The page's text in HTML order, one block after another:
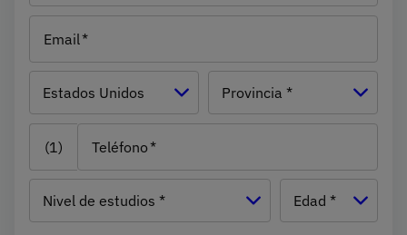
Email
Estados Unidos Provincia *
(1) Teléfono
estudios